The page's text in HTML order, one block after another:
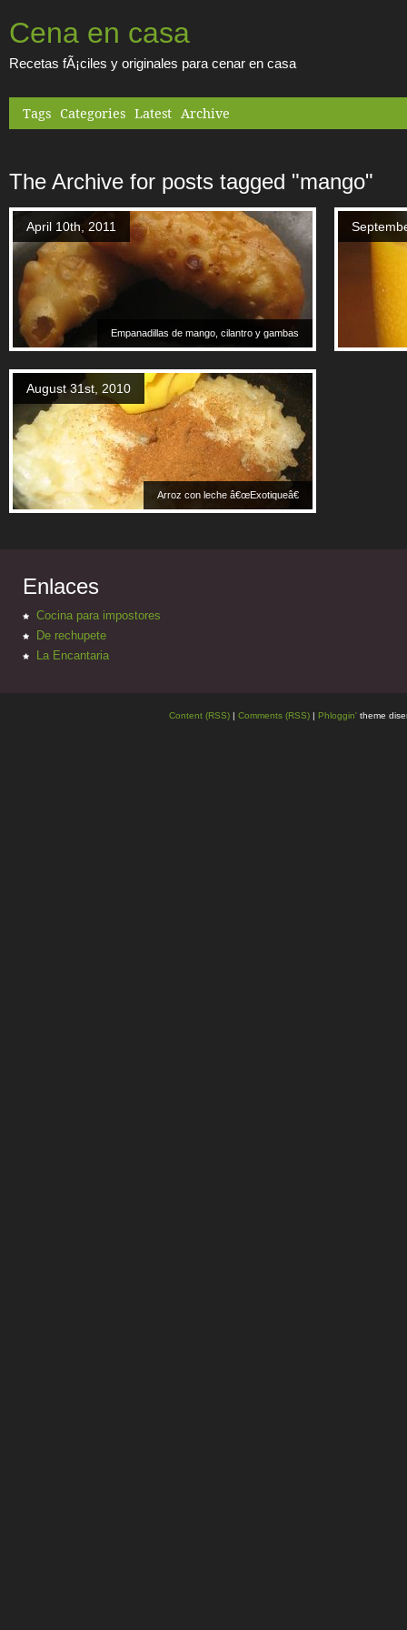
Cena en casa
Recetas fÃ¡ciles y originales para cenar en casa
Tags Categories Latest Archive
The Archive for posts tagged "mango"
Empanadillas de mango, cilantro y gambas
April 10th, 2011
Arroz con leche â€œExotiqueâ€
August 31st, 2010
Enlaces
Cocina para impostores
De rechupete
La Encantaria
Content (RSS) | Comments (RSS) | Phloggin' theme